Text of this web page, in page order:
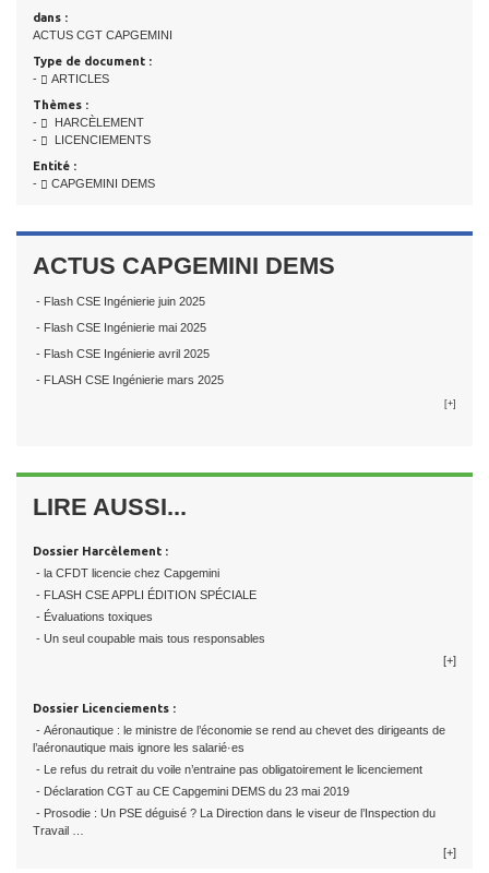
dans :
ACTUS CGT CAPGEMINI
Type de document :
-
ARTICLES
Thèmes :
-
HARCÈLEMENT
-
LICENCIEMENTS
Entité :
-
CAPGEMINI DEMS
ACTUS CAPGEMINI DEMS
- Flash CSE Ingénierie juin 2025
- Flash CSE Ingénierie mai 2025
- Flash CSE Ingénierie avril 2025
- FLASH CSE Ingénierie mars 2025
[+]
LIRE AUSSI...
Dossier Harcèlement :
- la CFDT licencie chez Capgemini
- FLASH CSE APPLI ÉDITION SPÉCIALE
- Évaluations toxiques
- Un seul coupable mais tous responsables
[+]
Dossier Licenciements :
- Aéronautique : le ministre de l’économie se rend au chevet des dirigeants de
l’aéronautique mais ignore les salarié·es
- Le refus du retrait du voile n’entraine pas obligatoirement le licenciement
- Déclaration CGT au CE Capgemini DEMS du 23 mai 2019
- Prosodie : Un PSE déguisé ? La Direction dans le viseur de l’Inspection du
Travail …
[+]